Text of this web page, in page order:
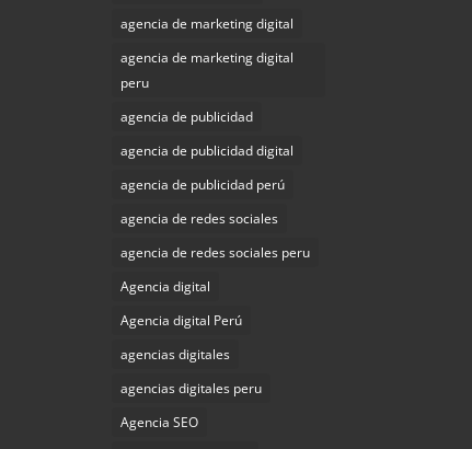
agencia de marketing digital
agencia de marketing digital
peru
agencia de publicidad
agencia de publicidad digital
agencia de publicidad perú
agencia de redes sociales
agencia de redes sociales peru
Agencia digital
Agencia digital Perú
agencias digitales
agencias digitales peru
Agencia SEO